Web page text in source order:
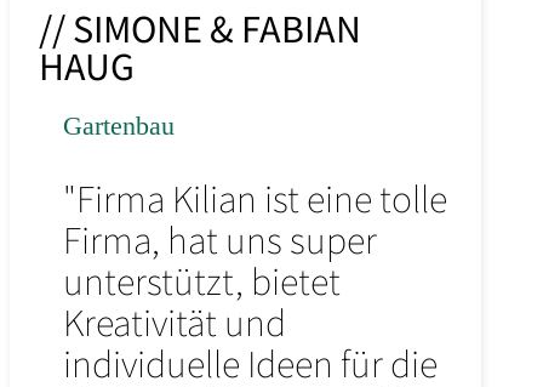
// SIMONE & FABIAN
HAUG
Gartenbau
"Firma Kilian ist eine tolle
Firma, hat uns super
unterstützt, bietet
Kreativität und
individuelle Ideen für die